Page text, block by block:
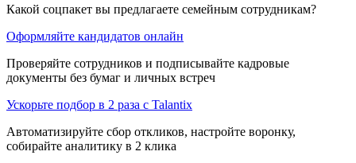
Какой соцпакет вы предлагаете семейным сотрудникам?
Оформляйте кандидатов онлайн
Проверяйте сотрудников и подписывайте кадровые
документы без бумаг и личных встреч
Ускорьте подбор в 2 раза с Talantix
Автоматизируйте сбор откликов, настройте воронку,
собирайте аналитику в 2 клика